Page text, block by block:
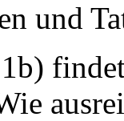
und